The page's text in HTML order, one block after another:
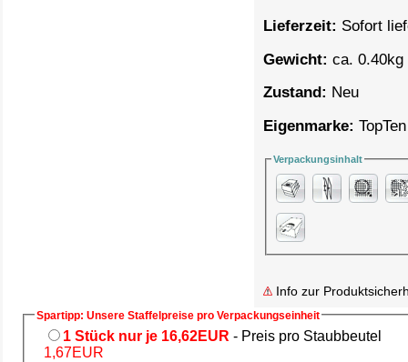
Lieferzeit: Sofort
Gewicht: ca. 0.40kg
Zustand: Neu
Eigenmarke: TopTen
Verpackungsinhalt
Info zur
Spartipp: Unsere Staffelpreise pro Verpackungseinheit
1 Stück nur je 16,62EUR - Preis pro Staubbeutel
1,67EUR